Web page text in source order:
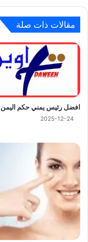
مقالات ذات صلة
افضل رئيس يمني حكم اليمن
2025-12-24